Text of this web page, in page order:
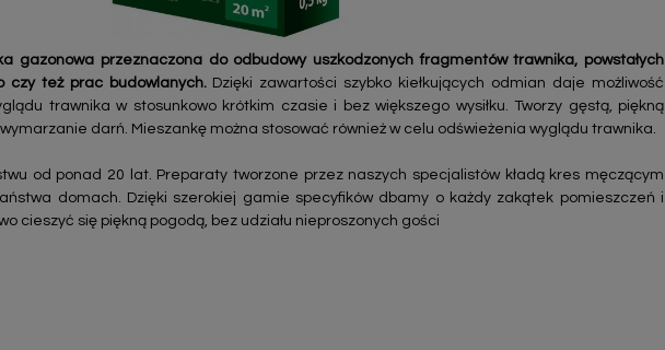
gazonowa przeznaczona do odbudowy uszkodzonych fragmentów trawnika, powstałych
czy też prac budowlanych. Dzięki zawartości szybko kiełkujących odmian daje możliwość
trawnika w stosunkowo krótkim czasie i bez większego wysiłku. Tworzy gęstą, piękną
darń. Mieszankę można stosować również w celu odświeżenia wyglądu trawnika.
od ponad 20 lat. Preparaty tworzone przez naszych specjalistów kładą kres męczącym
domach. Dzięki szerokiej gamie specyfików dbamy o każdy zakątek pomieszczeń i
cieszyć się piękną pogodą, bez udziału nieproszonych gości